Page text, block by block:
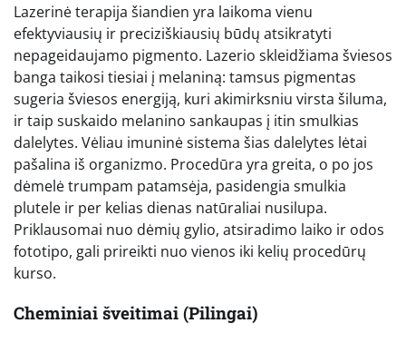
Lazerinė terapija šiandien yra laikoma vienu
efektyviausių ir preciziškiausių būdų atsikratyti
nepageidaujamo pigmento. Lazerio skleidžiama šviesos
banga taikosi tiesiai į melaniną: tamsus pigmentas
sugeria šviesos energiją, kuri akimirksniu virsta šiluma,
ir taip suskaido melanino sankaupas į itin smulkias
dalelytes. Vėliau imuninė sistema šias dalelytes lėtai
pašalina iš organizmo. Procedūra yra greita, o po jos
dėmelė trumpam patamsėja, pasidengia smulkia
plutele ir per kelias dienas natūraliai nusilupa.
Priklausomai nuo dėmių gylio, atsiradimo laiko ir odos
fototipo, gali prireikti nuo vienos iki kelių procedūrų
kurso.
Cheminiai šveitimai (Pilingai)